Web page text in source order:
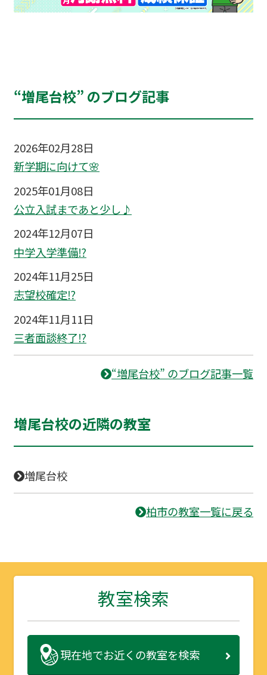
“増尾台校” のブログ記事
2026年02月28日
新学期に向けて🌸
2025年01月08日
公立入試まであと少し♪
2024年12月07日
中学入学準備⁉
2024年11月25日
志望校確定⁉
2024年11月11日
三者面談終了⁉
“増尾台校” のブログ記事一覧
増尾台校の近隣の教室
増尾台校
柏市の教室一覧に戻る
教室検索
現在地でお近くの教室を検索